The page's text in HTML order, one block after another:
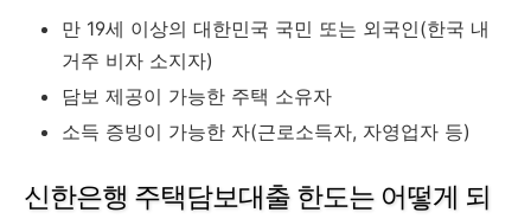
만 19세 이상의 대한민국 국민 또는 외국인(한국 내
거주 비자 소지자)
담보 제공이 가능한 주택 소유자
소득 증빙이 가능한 자(근로소득자, 자영업자 등)
신한은행 주택담보대출 한도는 어떻게 되